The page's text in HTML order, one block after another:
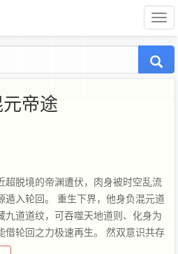
帝途
超脱境的帝渊遭伏，肉身被时空乱流
遁入轮回。 重生下界，他身负混元道
道道纹，可吞噬天地道则、化身为
借轮回之力极速再生。 然双意识共存
智，与今生少年的炽烈情感激烈碰